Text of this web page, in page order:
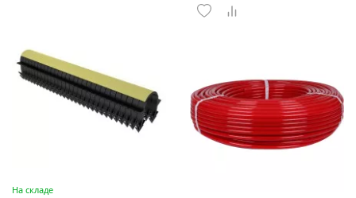
На складе